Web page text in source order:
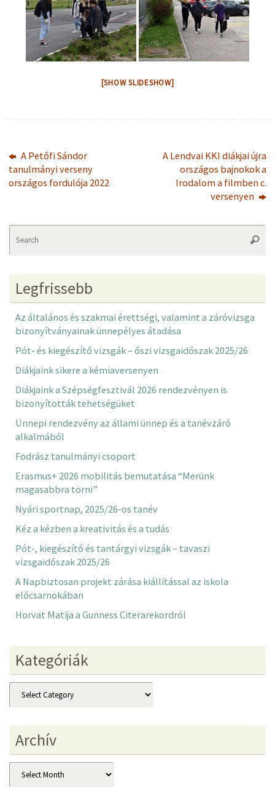
[SHOW SLIDESHOW]
A Petőfi Sándor
tanulmányi verseny
országos fordulója 2022
A Lendvai KKI diákjai újra
országos bajnokok a
Irodalom a filmben c.
versenyen
Legfrissebb
Az általános és szakmai érettségi, valamint a záróvizsga
bizonyítványainak ünnepélyes átadása
Pót- és kiegészítő vizsgák – őszi vizsgaidőszak 2025/26
Diákjaink sikere a kémiaversenyen
Diákjaink a Szépségfesztivál 2026 rendezvényen is
bizonyították tehetségüket
Ünnepi rendezvény az állami ünnep és a tanévzáró
alkalmából
Fodrász tanulmányi csoport
Erasmus+ 2026 mobilitás bemutatása “Merünk
magasabbra törni”
Nyári sportnap, 2025/26-os tanév
Kéz a kézben a kreativitás és a tudás
Pót-, kiegészítő és tantárgyi vizsgák – tavaszi
vizsgaidőszak 2025/26
A Napbiztosan projekt zárása kiállítással az iskola
előcsarnokában
Horvat Matija a Gunness Citerarekordról
Kategóriák
Kategóriák
Archív
Archív